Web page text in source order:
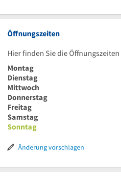
Öffnungszeiten
Hier finden Sie die
Montag
Dienstag
Mittwoch
Donnerstag
Freitag
Samstag
Sonntag
Änderung vorschlagen